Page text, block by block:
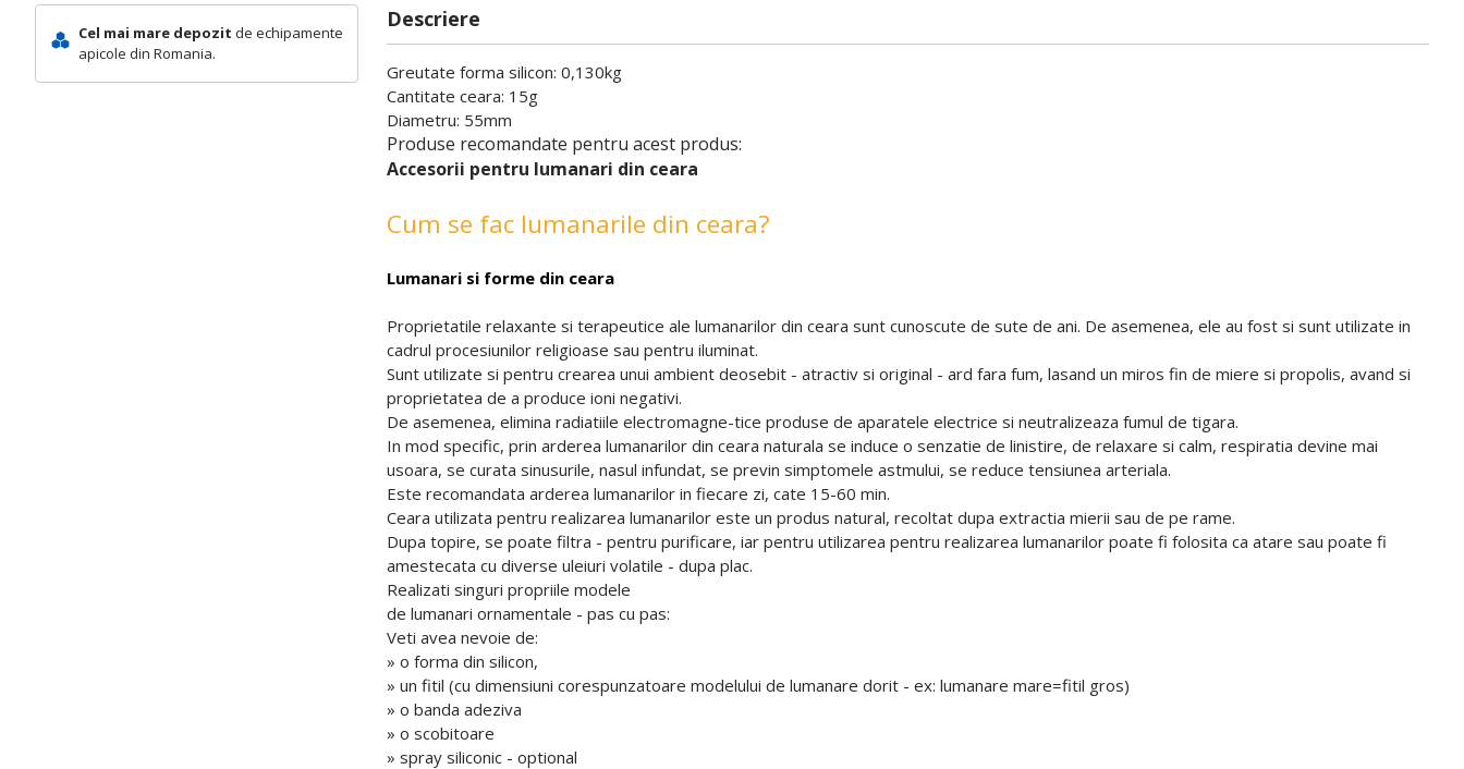
Cel mai mare depozit de echipamente
apicole din Romania.
Descriere
Greutate forma silicon: 0,130kg
Cantitate ceara: 15g
Diametru: 55mm
Produse recomandate pentru acest produs:
Accesorii pentru lumanari din ceara
Cum se fac lumanarile din ceara?
Lumanari si forme din ceara
Proprietatile relaxante si terapeutice ale lumanarilor din ceara sunt cunoscute de sute de ani. De asemenea, ele au fost si sunt utilizate in
cadrul procesiunilor religioase sau pentru iluminat.
Sunt utilizate si pentru crearea unui ambient deosebit - atractiv si original - ard fara fum, lasand un miros fin de miere si propolis, avand si
proprietatea de a produce ioni negativi.
De asemenea, elimina radiatiile electromagne-tice produse de aparatele electrice si neutralizeaza fumul de tigara.
In mod specific, prin arderea lumanarilor din ceara naturala se induce o senzatie de linistire, de relaxare si calm, respiratia devine mai
usoara, se curata sinusurile, nasul infundat, se previn simptomele astmului, se reduce tensiunea arteriala.
Este recomandata arderea lumanarilor in fiecare zi, cate 15-60 min.
Ceara utilizata pentru realizarea lumanarilor este un produs natural, recoltat dupa extractia mierii sau de pe rame.
Dupa topire, se poate filtra - pentru purificare, iar pentru utilizarea pentru realizarea lumanarilor poate fi folosita ca atare sau poate fi
amestecata cu diverse uleiuri volatile - dupa plac.
Realizati singuri propriile modele
de lumanari ornamentale - pas cu pas:
Veti avea nevoie de:
» o forma din silicon,
» un fitil (cu dimensiuni corespunzatoare modelului de lumanare dorit - ex: lumanare mare=fitil gros)
» o banda adeziva
» o scobitoare
» spray siliconic - optional